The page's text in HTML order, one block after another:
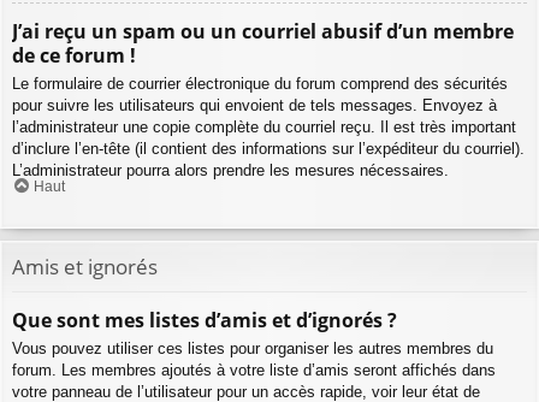
J’ai reçu un spam ou un courriel abusif d’un membre
de ce forum !
Le formulaire de courrier électronique du forum comprend des sécurités
pour suivre les utilisateurs qui envoient de tels messages. Envoyez à
l’administrateur une copie complète du courriel reçu. Il est très important
d’inclure l’en-tête (il contient des informations sur l’expéditeur du courriel).
L’administrateur pourra alors prendre les mesures nécessaires.
Haut
Amis et ignorés
Que sont mes listes d’amis et d’ignorés ?
Vous pouvez utiliser ces listes pour organiser les autres membres du
forum. Les membres ajoutés à votre liste d’amis seront affichés dans
votre panneau de l’utilisateur pour un accès rapide, voir leur état de